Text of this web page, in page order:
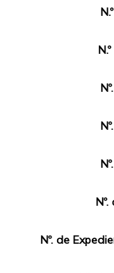
Nº. de